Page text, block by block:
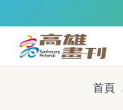
高雄畫刊
首頁